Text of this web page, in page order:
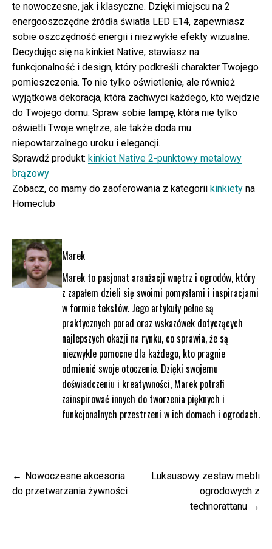
te nowoczesne, jak i klasyczne. Dzięki miejscu na 2
energooszczędne źródła światła LED E14, zapewniasz
sobie oszczędność energii i niezwykłe efekty wizualne.
Decydując się na kinkiet Native, stawiasz na
funkcjonalność i design, który podkreśli charakter Twojego
pomieszczenia. To nie tylko oświetlenie, ale również
wyjątkowa dekoracja, która zachwyci każdego, kto wejdzie
do Twojego domu. Spraw sobie lampę, która nie tylko
oświetli Twoje wnętrze, ale także doda mu
niepowtarzalnego uroku i elegancji.
Sprawdź produkt: kinkiet Native 2-punktowy metalowy
brązowy
Zobacz, co mamy do zaoferowania z kategorii kinkiety na
Homeclub
Marek
Marek to pasjonat aranżacji wnętrz i ogrodów, który
z zapałem dzieli się swoimi pomysłami i inspiracjami
w formie tekstów. Jego artykuły pełne są
praktycznych porad oraz wskazówek dotyczących
najlepszych okazji na rynku, co sprawia, że są
niezwykle pomocne dla każdego, kto pragnie
odmienić swoje otoczenie. Dzięki swojemu
doświadczeniu i kreatywności, Marek potrafi
zainspirować innych do tworzenia pięknych i
funkcjonalnych przestrzeni w ich domach i ogrodach.
Nawigacja
wpisu
Nowoczesne akcesoria
do przetwarzania żywności
Luksusowy zestaw mebli
ogrodowych z
technorattanu